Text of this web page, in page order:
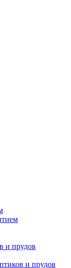
и прудов
и прудов